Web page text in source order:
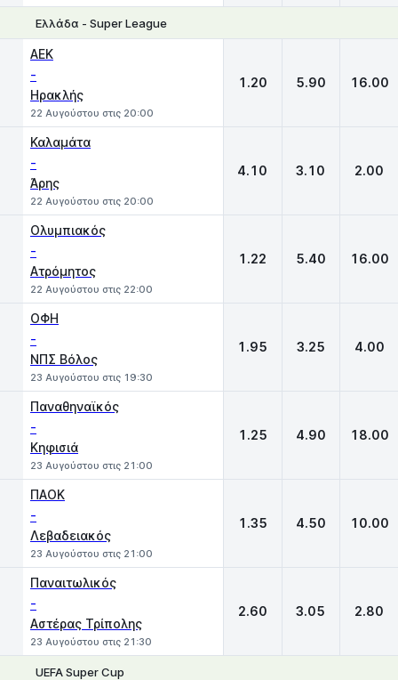
Ελλάδα - Super League
ΑΕΚ
-
Ηρακλής
22 Αυγούστου στις 20:00
1.20 5.90 16.00
Καλαμάτα
-
Άρης
22 Αυγούστου στις 20:00
4.10 3.10 2.00
Ολυμπιακός
-
Ατρόμητος
22 Αυγούστου στις 22:00
1.22 5.40 16.00
ΟΦΗ
-
ΝΠΣ Βόλος
23 Αυγούστου στις 19:30
1.95 3.25 4.00
Παναθηναϊκός
-
Κηφισιά
23 Αυγούστου στις 21:00
1.25 4.90 18.00
ΠΑΟΚ
-
Λεβαδειακός
23 Αυγούστου στις 21:00
1.35 4.50 10.00
Παναιτωλικός
-
Αστέρας Τρίπολης
23 Αυγούστου στις 21:30
2.60 3.05 2.80
UEFA Super Cup